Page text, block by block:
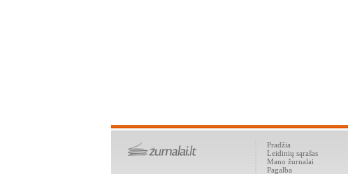
Pradžia
Leidinių sąrašas
Mano žurnalai
Pagalba